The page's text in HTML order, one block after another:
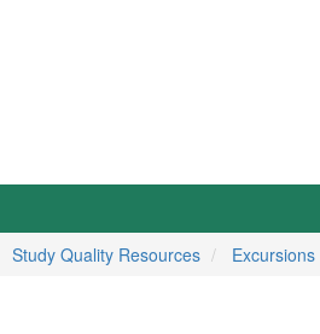
Study Quality Resources Excursions